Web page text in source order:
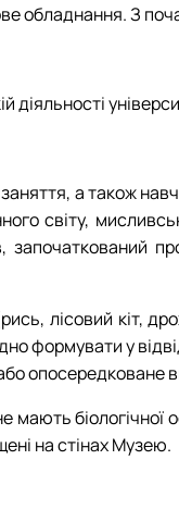
обладнання. З
діяльності
а також
світу,
лісовий кіт,
формувати у
мають
на стінах Музею.